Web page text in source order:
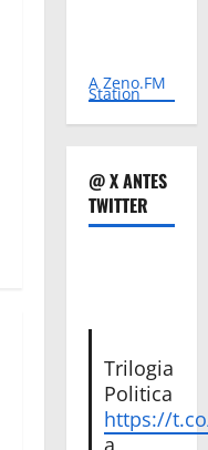
A Zeno.FM
Station
@ X ANTES
TWITTER
Trilogia
Politica
https://